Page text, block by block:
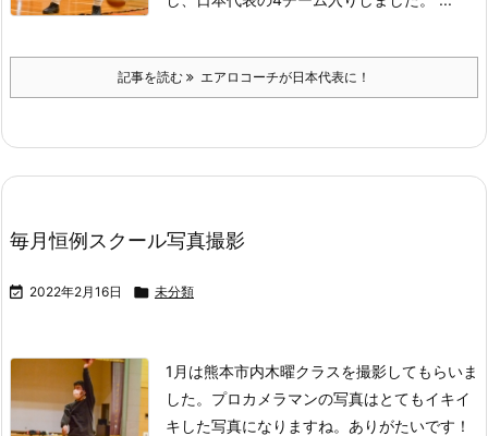
記事を読む エアロコーチが日本代表に！
毎月恒例スクール写真撮影
 2022年2月16日  未分類
1月は熊本市内木曜クラスを撮影してもらいま
した。 プロカメラマンの写真はとてもイキイ
キした写真になりますね。 ありがたいです！